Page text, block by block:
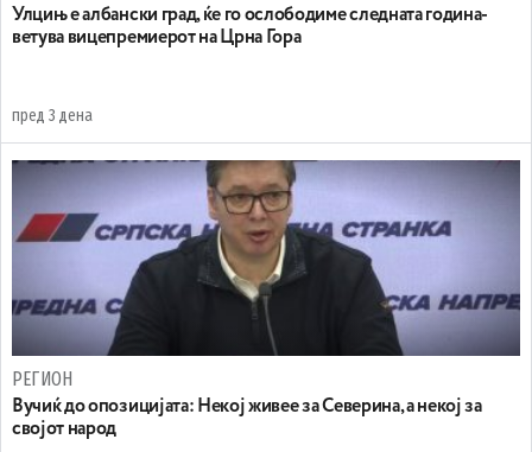
Улцињ е албански град, ќе го ослободиме следната година-
ветува вицепремиерот на Црна Гора
пред 3 дена
РЕГИОН
Вучиќ до опозицијата: Некој живее за Северина, а некој за
својот народ